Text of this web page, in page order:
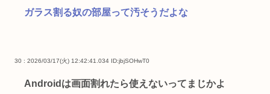
ガラス割る奴の部屋って汚そうだよな
30 : 2026/03/17(火) 12:42:41.034 ID:jbjSOHwT0
Androidは画面割れたら使えないってまじかよ